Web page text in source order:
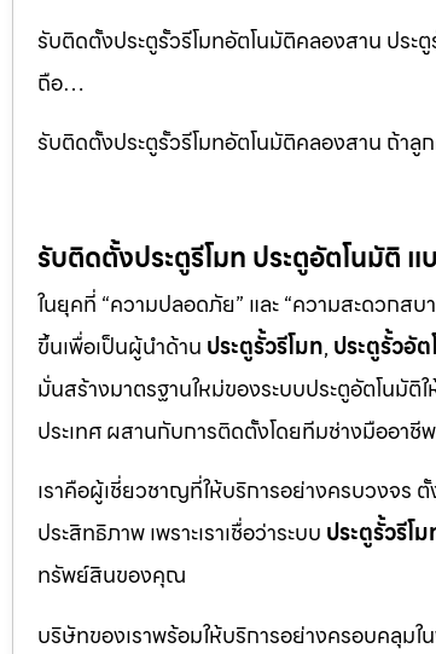
รับติดตั้งประตูรั้วรีโมทอัตโนมัติคลองสาน ประ
ถือ…
รับติดตั้งประตูรั้วรีโมทอัตโนมัติคลองสาน ถ้าลู
รับติดตั้งประตูรีโมท ประตูอัตโนมัติ
ในยุคที่ “ความปลอดภัย” และ “ความสะดวกส
ขึ้นเพื่อเป็นผู้นำด้าน ประตูรั้วรีโมท, ประตูรั้วอั
มั่นสร้างมาตรฐานใหม่ของระบบประตูอัตโนมัติ
ประเทศ ผสานกับการติดตั้งโดยทีมช่างมืออา
เราคือผู้เชี่ยวชาญที่ให้บริการอย่างครบวงจร
ประสิทธิภาพ เพราะเราเชื่อว่าระบบ ประตูรั้วรีโ
ทรัพย์สินของคุณ
บริษัทของเราพร้อมให้บริการอย่างครอบคลุมใ